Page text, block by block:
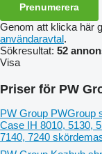
Prenumerera
Genom att klicka här
användaravtal.
Sökresultat: 52
Visa
Priser för PW
PW Group PWGroup
Case IH 8010, 5130,
7140, 7240